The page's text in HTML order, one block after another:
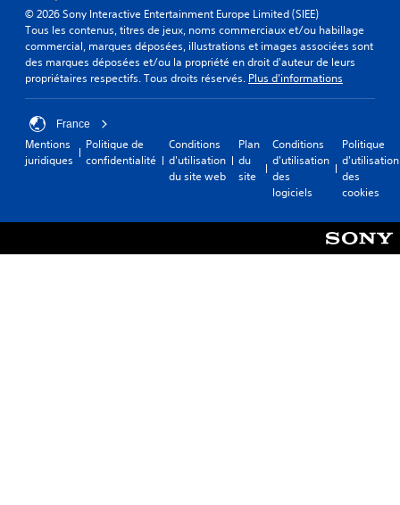
© 2026 Sony Interactive Entertainment Europe Limited (SIEE)
Tous les contenus, titres de jeux, noms commerciaux et/ou habillage
commercial, marques déposées, illustrations et images associées sont
des marques déposées et/ou la propriété en droit d'auteur de leurs
propriétaires respectifs. Tous droits réservés. Plus d'informations
France
Mentions
juridiques
Politique de
confidentialité
Conditions
d'utilisation
du site web
Plan
du
site
Conditions
d'utilisation
des
logiciels
Politique
d'utilisation
des
cookies